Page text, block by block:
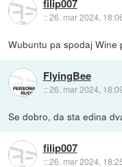
filip007
::26. mar 2024,
Wubuntu pa spodaj
FlyingBee
::26. mar 2024,
Se dobro, da sta edina
filip007
::26. mar 2024,